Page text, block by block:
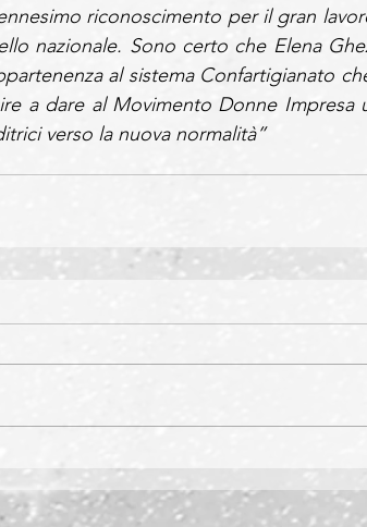
riconoscimento per il gran
nazionale. Sono certo che Elena
al sistema Confartigianato
a dare al Movimento Donne Impresa
verso la nuova normalità”